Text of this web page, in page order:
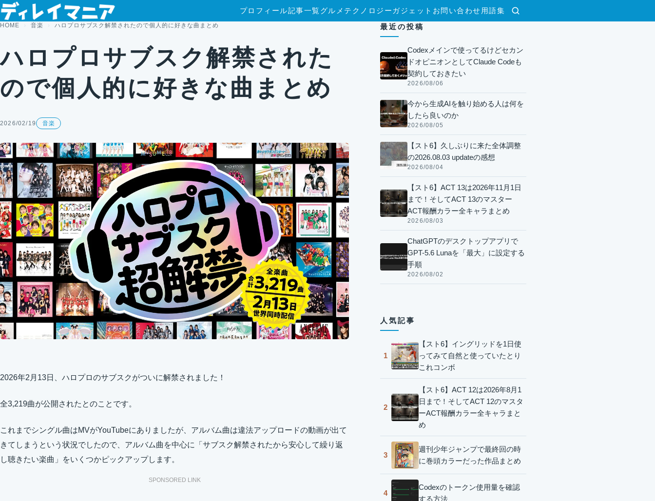
コンテンツへスキップ
検索
プロフィール記事一覧グルメ テクノロジー ガジェット お問い合わせ 用語集
HOME 音楽 ハロプロサブスク解禁されたので個人的に好きな曲まとめ
ハロプロサブスク解禁された
ので個人的に好きな曲まとめ
2026/02/19 音楽
2026年2月13日、ハロプロのサブスクがついに解禁されました！
全3,219曲が公開されたとのことです。
これまでシングル曲はMVがYouTubeにありましたが、アルバム曲は違法アップロードの動画が出て
きてしまうという状況でしたので、アルバム曲を中心に「サブスク解禁されたから安心して繰り返
し聴きたい楽曲」をいくつかピックアップします。
SPONSORED LINK
最近の投稿
Codexメインで使ってるけどセカン
ドオピニオンとしてClaude Codeも
契約しておきたい
2026/08/06
今から生成AIを触り始める人は何を
したら良いのか
2026/08/05
【スト6】久しぶりに来た全体調整
の2026.08.03 updateの感想
2026/08/04
【スト6】ACT 13は2026年11月1日
まで！そしてACT 13のマスター
ACT報酬カラー全キャラまとめ
2026/08/03
ChatGPTのデスクトップアプリで
GPT-5.6 Lunaを「最大」に設定する
手順
2026/08/02
人気記事
1
【スト6】イングリッドを1日使
ってみて自然と使っていたとり
これコンボ
2
【スト6】ACT 12は2026年8月1
日まで！そしてACT 12のマスタ
ーACT報酬カラー全キャラまと
め
3
週刊少年ジャンプで最終回の時
に巻頭カラーだった作品まとめ
4
Codexのトークン使用量を確認
する方法